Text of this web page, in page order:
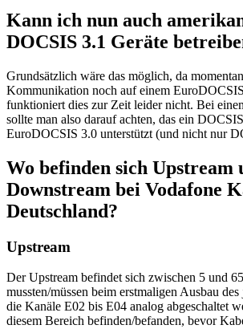
Kann ich nun auch
DOCSIS 3.1 Geräte
Grundsätzlich wäre das möglich, da
Kommunikation noch auf einem
funktioniert dies zur Zeit leider nicht. Bei
sollte man also darauf achten, das ein
EuroDOCSIS 3.0 unterstützt (und nicht nur
Wo befinden sich Upstream
Downstream bei Vodafone
Deutschland?
Upstream
Der Upstream befindet sich zwischen 5 und
mussten/müssen beim erstmaligen Ausbau
die Kanäle E02 bis E04 analog abgeschaltet
diesem Bereich befinden/befanden, bevor